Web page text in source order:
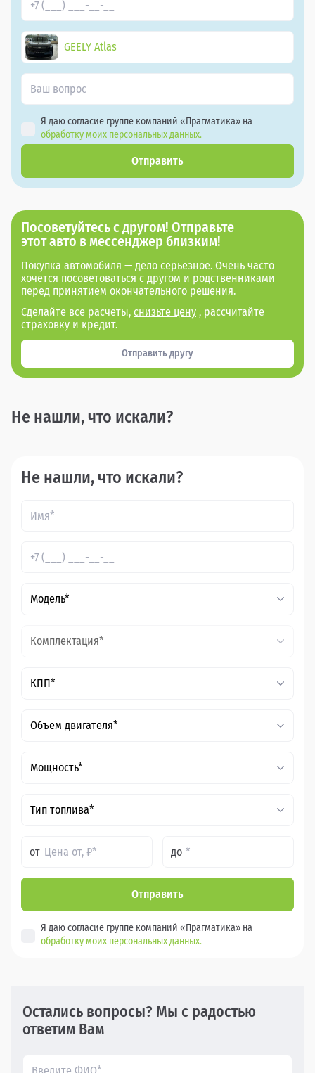
GEELY Atlas
Я даю согласие группе компаний «Прагматика» на
обработку моих персональных данных.
Отправить
Посоветуйтесь с другом! Отправьте
этот авто в мессенджер близким!
Покупка автомобиля — дело серьезное. Очень часто
хочется посоветоваться с другом и родственниками
перед принятием окончательного решения.
Сделайте все расчеты, снизьте цену , рассчитайте
страховку и кредит.
Отправить другу
Не нашли, что искали?
Не нашли, что искали?
Модель*
Комплектация*
КПП*
Объем двигателя*
Мощность*
Тип топлива*
от до
Отправить
Я даю согласие группе компаний «Прагматика» на
обработку моих персональных данных.
Остались вопросы? Мы с радостью
ответим Вам